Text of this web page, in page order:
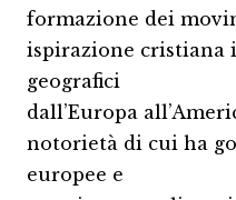
formazione dei
ispirazione cristiana
geografici
dall’Europa
notorietà di cui ha
europee e